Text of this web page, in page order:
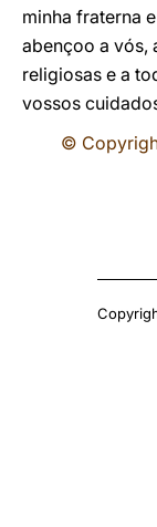
minha fraterna
abençoo a vós,
religiosas e a
vossos
©